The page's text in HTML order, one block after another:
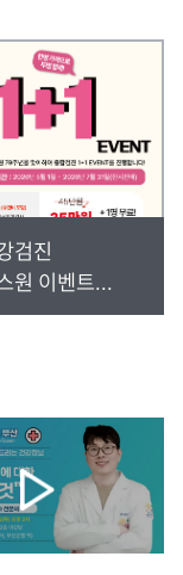
검진
원 이벤트...